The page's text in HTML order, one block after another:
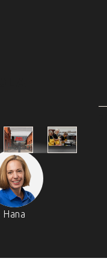
Hana
Brno
Náměstí
Svobody